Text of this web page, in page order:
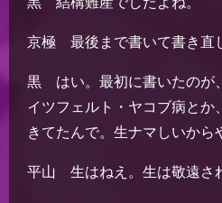
京極 最後まで書いて書き直
黒 はい。最初に書いたのが
イツフェルト・ヤコブ病とか
きてたんで。生ナマしいか
平山 生はねえ。生は敬遠さ